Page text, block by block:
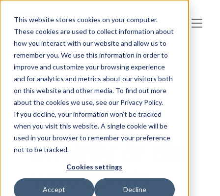
This website stores cookies on your computer.
These cookies are used to collect information about
how you interact with our website and allow us to
remember you. We use this information in order to
improve and customize your browsing experience
and for analytics and metrics about our visitors both
on this website and other media. To find out more
about the cookies we use, see our Privacy Policy.
If you decline, your information won’t be tracked
when you visit this website. A single cookie will be
used in your browser to remember your preference
not to be tracked.
Cookies settings
Accept Decline
Testa: Så
effektiv är din
webbplats